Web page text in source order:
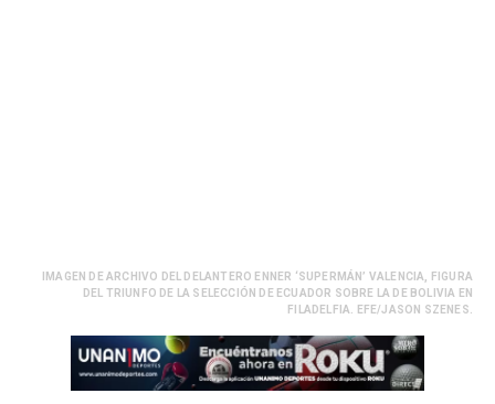
IMAGEN DE ARCHIVO DEL DELANTERO ENNER ‘SUPERMÁN’ VALENCIA, FIGURA
DEL TRIUNFO DE LA SELECCIÓN DE ECUADOR SOBRE LA DE BOLIVIA EN
FILADELFIA. EFE/JASON SZENES.